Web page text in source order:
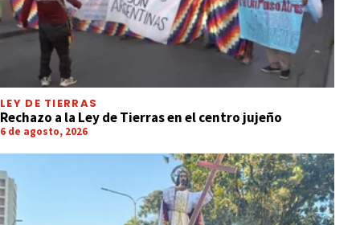
LEY DE TIERRAS
Rechazo a la Ley de Tierras en el centro jujeño
6 de agosto, 2026